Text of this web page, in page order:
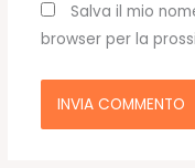
Salva il mio
browser per la